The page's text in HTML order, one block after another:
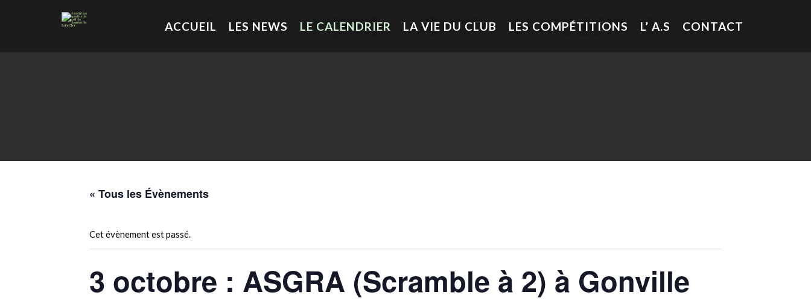
ACCUEIL LES NEWS LE CALENDRIER LA VIE DU CLUB LES COMPÉTITIONS L’ A.S CONTACT
« Tous les Évènements
Cet évènement est passé.
3 octobre : ASGRA (Scramble à 2) à Gonville